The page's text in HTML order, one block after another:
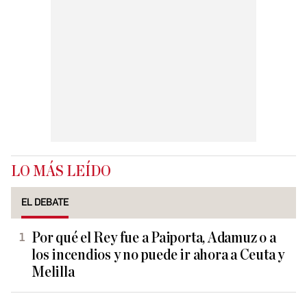
LO MÁS LEÍDO
EL DEBATE
Por qué el Rey fue a Paiporta, Adamuz o a
los incendios y no puede ir ahora a Ceuta y
Melilla